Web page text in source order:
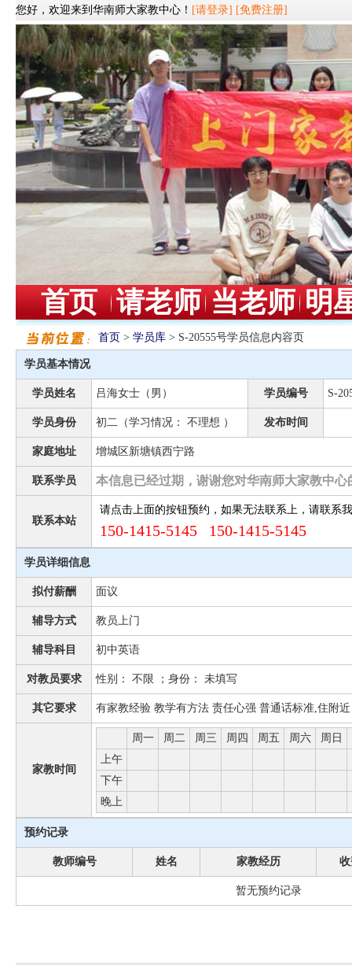
您好，欢迎来到华南师大家教中心！ [请登录] [免费注册]
首页 请老师 当老师 明
首页 > 学员库 > S-20555号学员信息内容页
学员基本情况
学员姓名 吕海女士（男） 学员编号 S-
学员身份 初二（学习情况： 不理想 ） 发布时间
家庭地址 增城区新塘镇西宁路
联系学员 本信息已经过期，谢谢您对华南师大家教中心
联系本站
请点击上面的按钮预约，如果无法联系上，请联系
150-1415-5145 150-1415-5145
学员详细信息
拟付薪酬 面议
辅导方式 教员上门
辅导科目 初中英语
对教员要求 性别： 不限 ；身份： 未填写
其它要求 有家教经验 教学有方法 责任心强 普通话标准,住附近
家教时间
周一 周二 周三 周四 周五 周六 周日
上午
下午
晚上
预约记录
教师编号 姓名 家教经历
暂无预约记录